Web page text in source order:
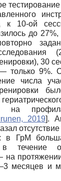
к 10-ой
до
30
только 9%.
числа
на
2019].
в ГрМ
в течение
на
месяцев и